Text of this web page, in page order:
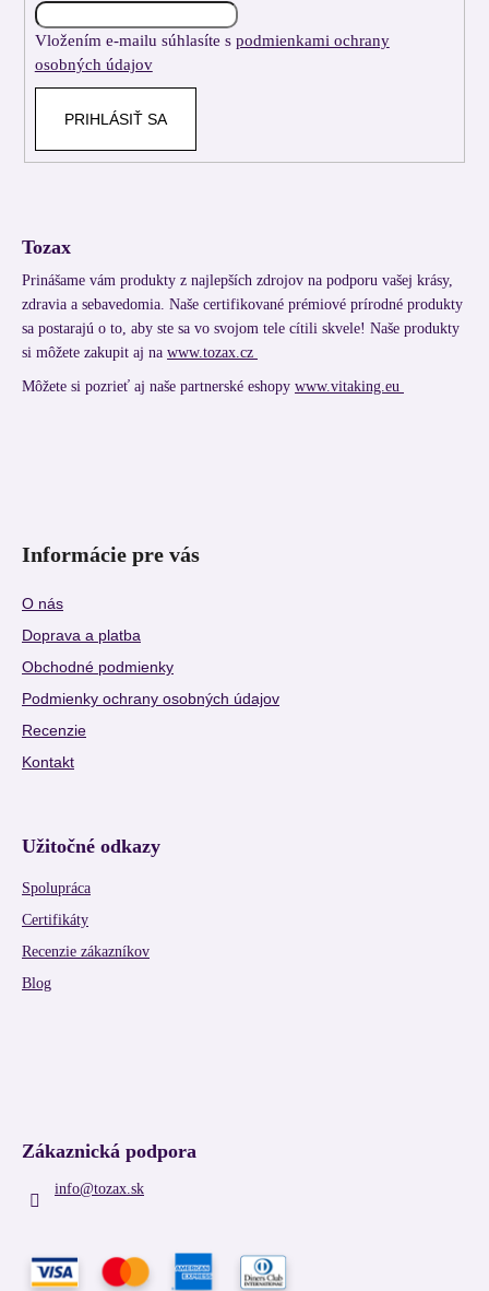
Vložením e-mailu súhlasíte s podmienkami ochrany
osobných údajov
PRIHLÁSIŤ SA
Tozax
Prinášame vám produkty z najlepších zdrojov na podporu vašej krásy,
zdravia a sebavedomia. Naše certifikované prémiové prírodné produkty
sa postarajú o to, aby ste sa vo svojom tele cítili skvele! Naše produkty
si môžete zakupit aj na www.tozax.cz
Môžete si pozrieť aj naše partnerské eshopy www.vitaking.eu
Informácie pre vás
O nás
Doprava a platba
Obchodné podmienky
Podmienky ochrany osobných údajov
Recenzie
Kontakt
Užitočné odkazy
Spolupráca
Certifikáty
Recenzie zákazníkov
Blog
Zákaznická podpora
info@tozax.sk